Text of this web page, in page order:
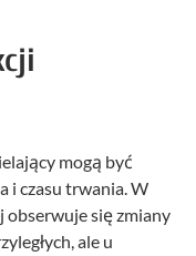
mogą być
i czasu trwania. W
obserwuje się zmiany
ale u